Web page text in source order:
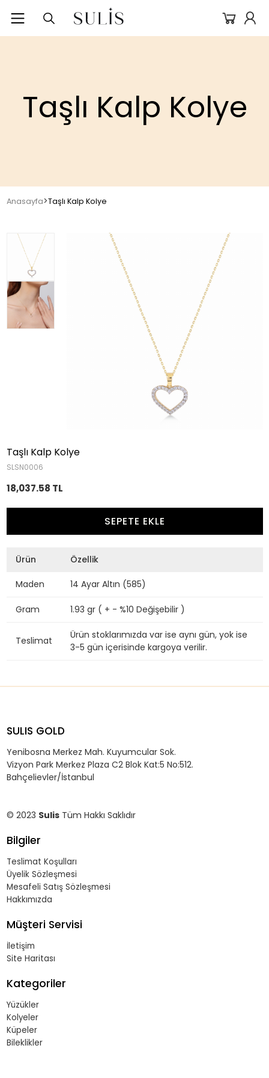
Taşlı Kalp Kolye
Anasayfa>Taşlı Kalp Kolye
Taşlı Kalp Kolye
SLSN0006
18,037.58 TL
SEPETE EKLE
Ürün Özellik
Maden 14 Ayar Altın (585)
Gram 1.93 gr ( + - %10 Değişebilir )
Teslimat
Ürün stoklarımızda var ise aynı gün, yok ise
3-5 gün içerisinde kargoya verilir.
SULIS GOLD
Yenibosna Merkez Mah. Kuyumcular Sok.
Vizyon Park Merkez Plaza C2 Blok Kat:5 No:512.
Bahçelievler/İstanbul
© 2023 SulisTüm Hakkı Saklıdır
Bilgiler
Teslimat Koşulları
Üyelik Sözleşmesi
Mesafeli Satış Sözleşmesi
Hakkımızda
Müşteri Servisi
İletişim
Site Haritası
Kategoriler
Yüzükler
Kolyeler
Küpeler
Bileklikler